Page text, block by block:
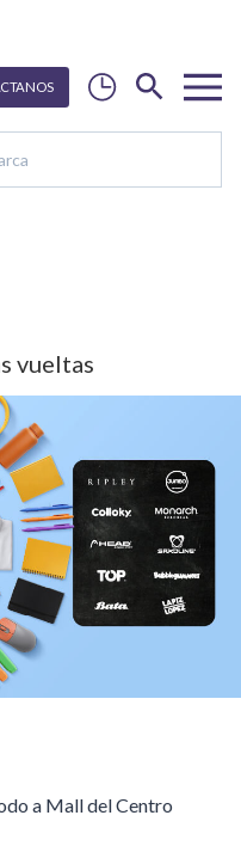
CTANOS
vueltas
a Mall del Centro